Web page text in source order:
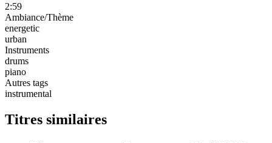
2:59
Ambiance/Thème
energetic
urban
Instruments
drums
piano
Autres tags
instrumental
Titres similaires